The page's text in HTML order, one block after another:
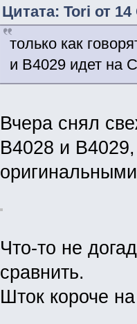
Цитата: Tori от
только как
и B4029 идет на
Вчера снял
B4028 и
Что-то не
сравнить.
Шток короче